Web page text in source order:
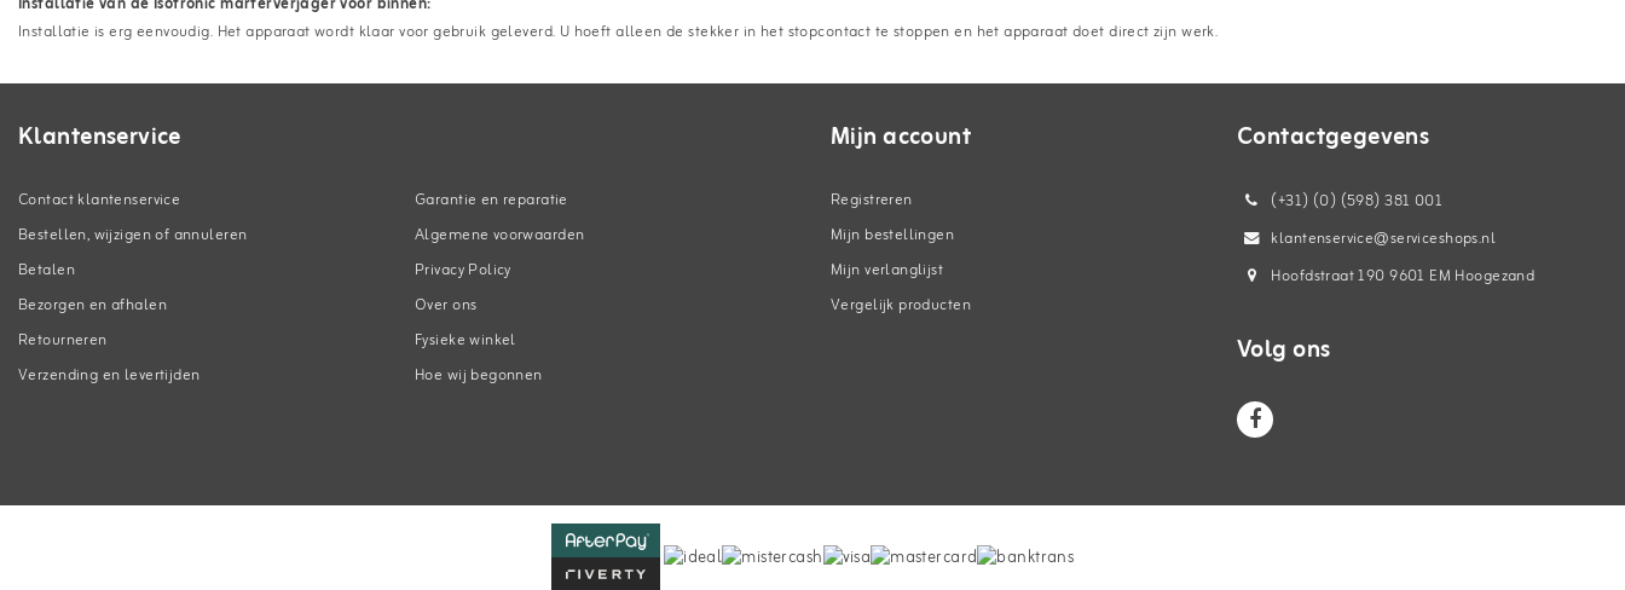
Installatie is erg eenvoudig. Het apparaat wordt klaar voor gebruik geleverd. U hoeft alleen de stekker in het stopcontact te stoppen en het apparaat doet direct zijn werk.
Klantenservice
Contact klantenservice
Bestellen, wijzigen of annuleren
Betalen
Bezorgen en afhalen
Retourneren
Verzending en levertijden
Garantie en reparatie
Algemene voorwaarden
Privacy Policy
Over ons
Fysieke winkel
Hoe wij begonnen
Mijn account
Registreren
Mijn bestellingen
Mijn verlanglijst
Vergelijk producten
Contactgegevens
(+31) (0) (598) 381 001
klantenservice@serviceshops.nl
Hoofdstraat 190 9601 EM Hoogezand
Volg ons